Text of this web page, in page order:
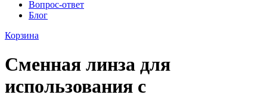
Вопрос-ответ
Блог
Корзина
Сменная линза для
использования с